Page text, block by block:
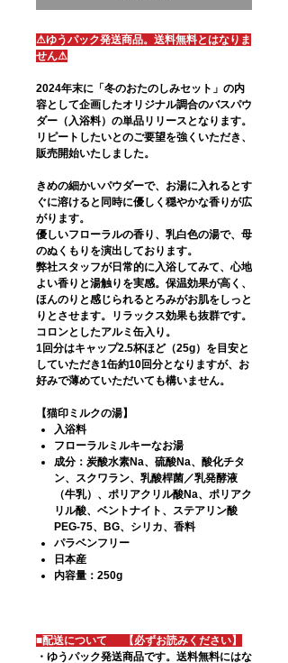
⚠ゆうパック発送商品。送料無料とはなりま
せん⚠
2024年末に「冬のおたのしみセット」の内
容として企画したオリジナル調合のバスパウ
ダー（入浴料）の単品リリースとなります。
リピートしたいとのご要望を強くいただき、
販売開始いたしました。
きめの細かいパウダーで、お湯に入れるとす
ぐに溶けると同時に優しく穏やかな香りが広
がります。
優しいフローラルの香り、乳白色の湯で、母
のぬくもりを演出しております。
弊社スタッフが日常的に入浴してみて、心地
よい香りと湯触りを実感。保温効果が高く、
ほんのりと感じられるとろみがお肌をしっと
りとさせます。リラックス効果も抜群です。
コロンとしたアルミ缶入り。
1回分はキャップ2.5杯ほど（25g）を目安と
していただき1缶約10回分となりますが、お
好みで薄めていただいても構いません。
【猫印ミルクの湯】
入浴料
フローラルミルキーなお湯
成分：炭酸水素Na、硫酸Na、酸化チタ
ン、スクワラン、乳酸桿菌／乳発酵液
（牛乳）、ポリアクリル酸Na、ポリアク
リル酸、ベントナイト、ステアリン酸
PEG-75、BG、シリカ、香料
パラベンフリー
日本産
内容量：250g
■配送について 【必ずお読みください】
・ゆうパック発送商品です。送料無料にはな